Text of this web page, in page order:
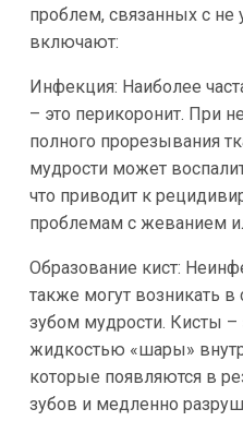
проблем, связанных с не
включают:
Инфекция: Наиболее
– это перикоронит. При
полного прорезывания
мудрости может
что приводит к
проблемам с жеванием
Образование кист:
также могут возникать
зубом мудрости. Кисты –
жидкостью «шары»
которые появляются в
зубов и медленно